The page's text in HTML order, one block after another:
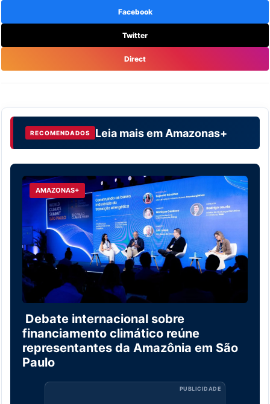
Facebook
Twitter
Direct
RECOMENDADOS Leia mais em Amazonas+
AMAZONAS+
Debate internacional sobre
financiamento climático reúne
representantes da Amazônia em São
Paulo
PUBLICIDADE